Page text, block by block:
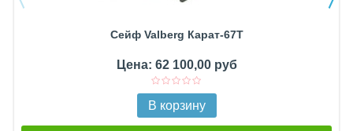
Сейф Valberg Карат-67T
Цена: 62 100,00 руб
В корзину